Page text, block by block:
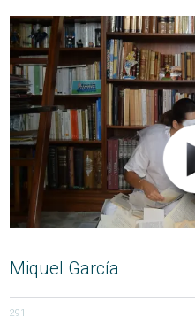
Miquel García
291